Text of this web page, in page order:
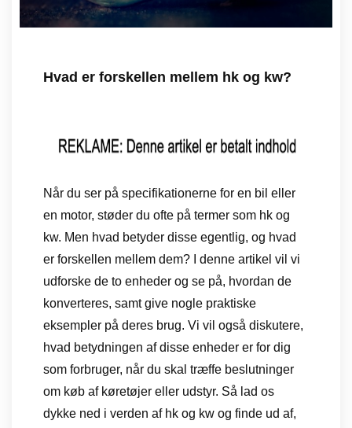
Hvad er forskellen mellem hk og kw?
Når du ser på specifikationerne for en bil eller
en motor, støder du ofte på termer som hk og
kw. Men hvad betyder disse egentlig, og hvad
er forskellen mellem dem? I denne artikel vil vi
udforske de to enheder og se på, hvordan de
konverteres, samt give nogle praktiske
eksempler på deres brug. Vi vil også diskutere,
hvad betydningen af disse enheder er for dig
som forbruger, når du skal træffe beslutninger
om køb af køretøjer eller udstyr. Så lad os
dykke ned i verden af hk og kw og finde ud af,